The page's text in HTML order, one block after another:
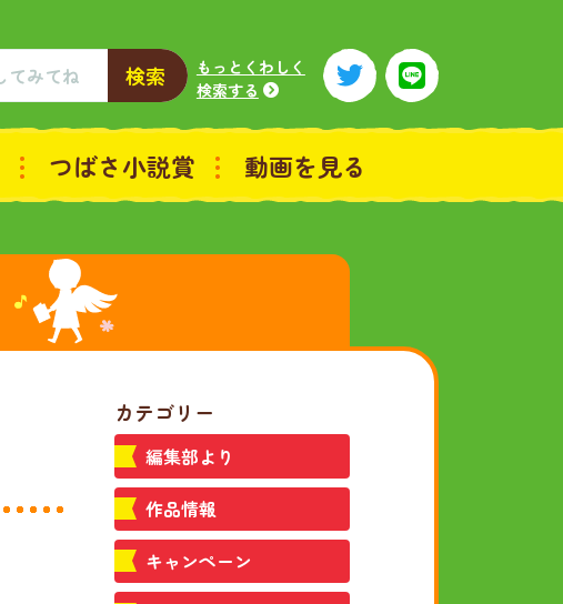
検索
もっとくわしく
検索する
つばさ小説賞 動画を見る
カテゴリー
編集部より
作品情報
キャンペーン